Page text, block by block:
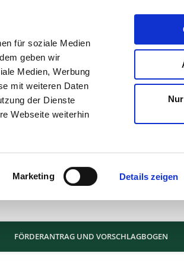
für soziale Medien
geben wir
Medien, Werbung
mit weiteren Daten
der Dienste
Webseite weiterhin
Marketing Details zeigen
FÖRDERANTRAG UND VORSCHLAGBOGEN